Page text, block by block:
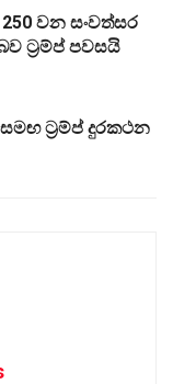
වන සංවත්සර
ට්‍රම්ප් පවසයි
ට්‍රම්ප් දුරකථන